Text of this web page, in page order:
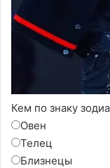
Кем по знаку
Овен
Телец
Близнецы